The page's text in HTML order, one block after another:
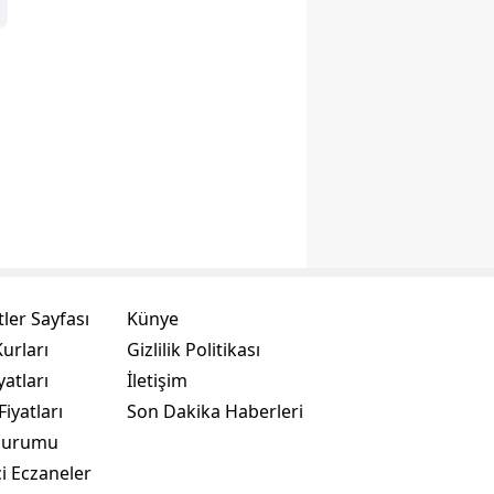
Sayfası
Eczaneler
Künye
Gizlilik Politikası
İletişim
Son Dakika Haberleri